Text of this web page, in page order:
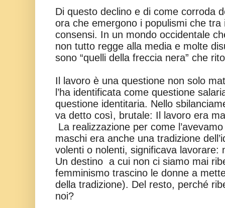
Di questo declino e di come corroda
ora che emergono i populismi che tra
consensi. In un mondo occidentale
non tutto regge alla media e molte
sono “quelli della freccia nera” che
Il lavoro è una questione non solo
l’ha identificata come questione
questione identitaria. Nello
va detto così, brutale: Il lavoro era
La realizzazione per come
maschi era anche una tradizione
volenti o nolenti, significava lavorare:
Un destino a cui non ci siamo mai
femminismo trascino le donne a
della tradizione). Del resto, perché
noi?